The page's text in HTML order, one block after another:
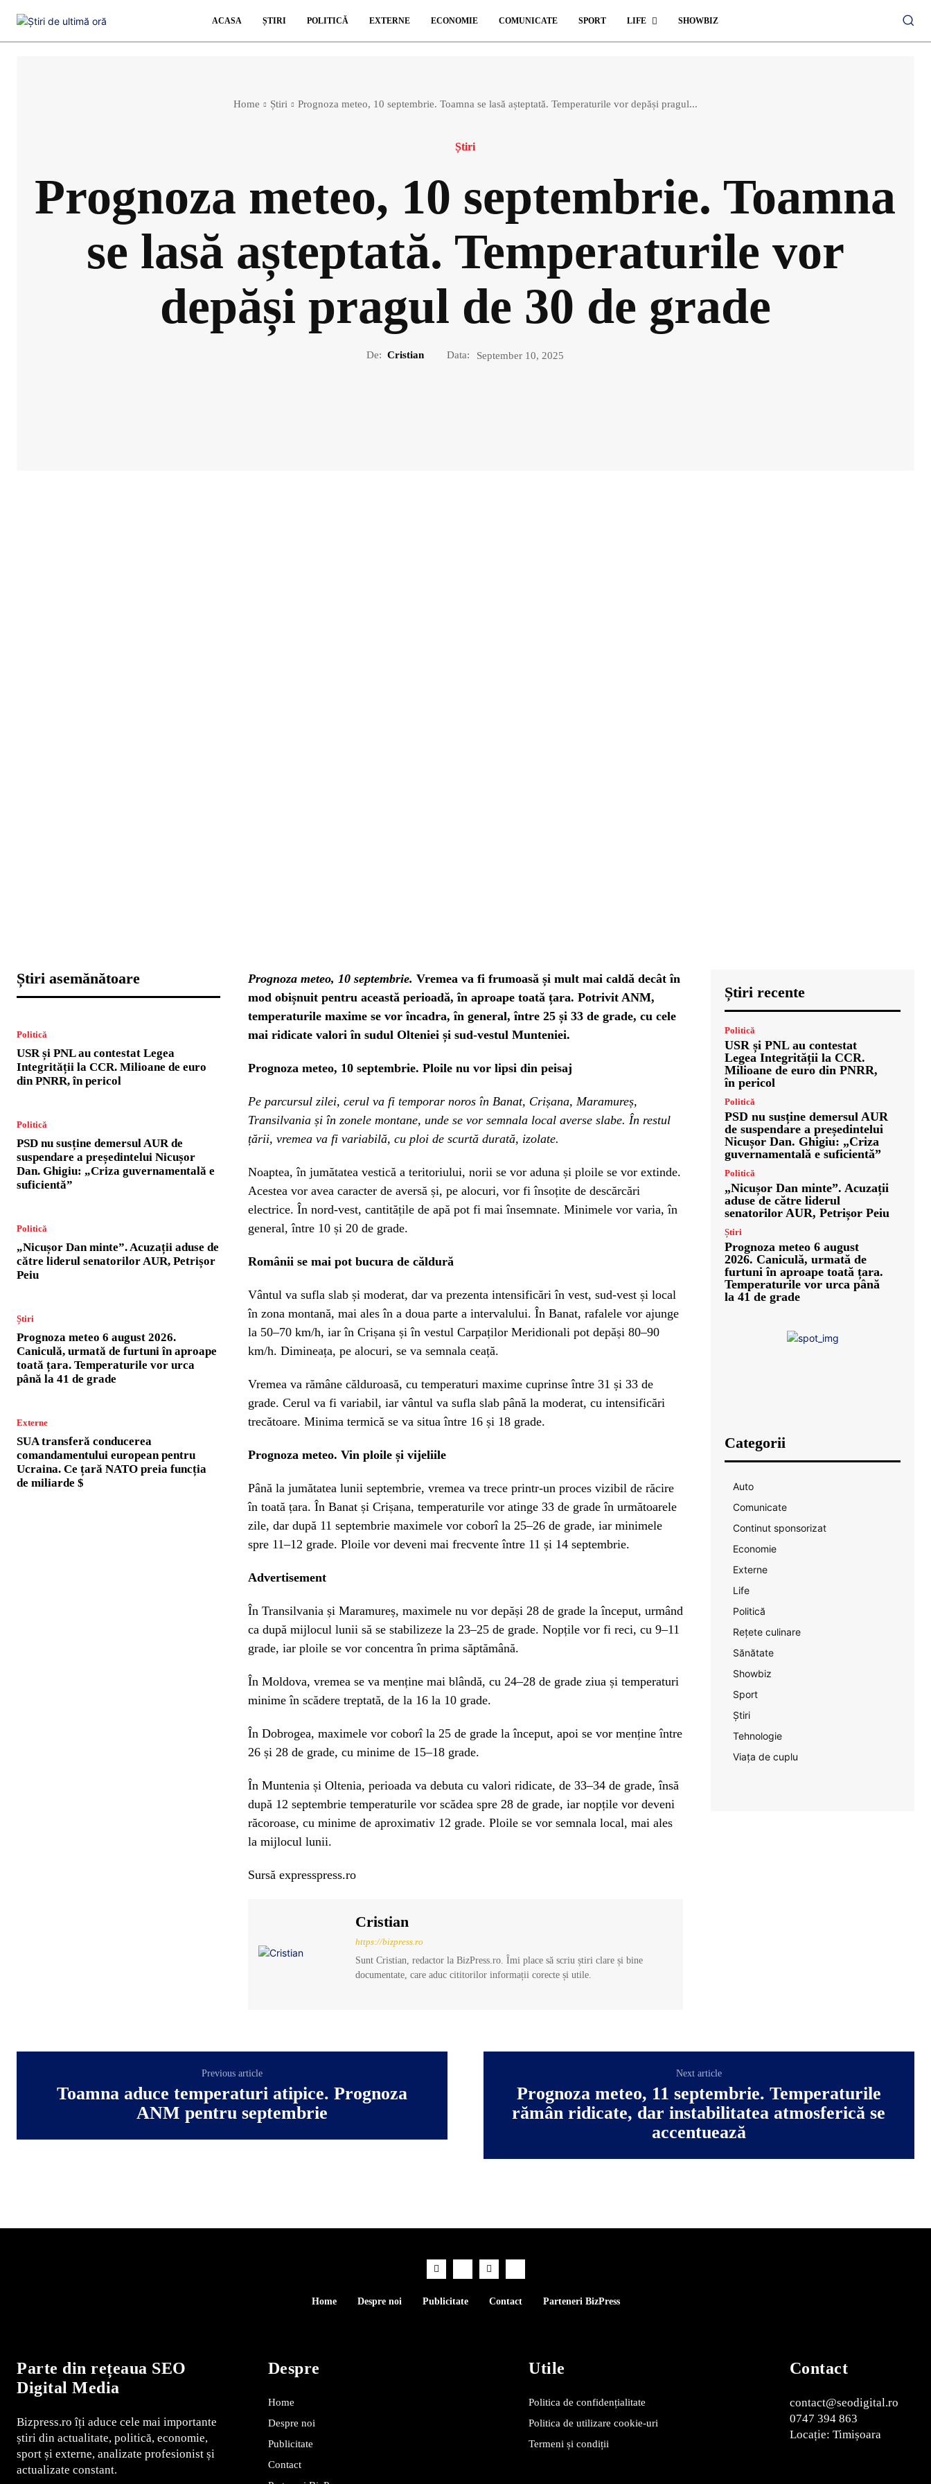
ACASA ȘTIRI POLITICĂ EXTERNE ECONOMIE COMUNICATE SPORT LIFE SHOWBIZ
Home Știri Prognoza meteo, 10 septembrie. Toamna se lasă așteptată. Temperaturile vor depăși pragul...
Știri
Prognoza meteo, 10 septembrie. Toamna
se lasă așteptată. Temperaturile vor
depăși pragul de 30 de grade
De: Cristian Data: September 10, 2025
Știri asemănătoare
Politică
USR și PNL au contestat Legea
Integrității la CCR. Milioane de euro
din PNRR, în pericol
Politică
PSD nu susține demersul AUR de
suspendare a președintelui Nicușor
Dan. Ghigiu: „Criza guvernamentală e
suficientă”
Politică
„Nicușor Dan minte”. Acuzații aduse de
către liderul senatorilor AUR, Petrișor
Peiu
Știri
Prognoza meteo 6 august 2026.
Caniculă, urmată de furtuni în aproape
toată țara. Temperaturile vor urca
până la 41 de grade
Externe
SUA transferă conducerea
comandamentului european pentru
Ucraina. Ce țară NATO preia funcția
de miliarde $
Prognoza meteo, 10 septembrie. Vremea va fi frumoasă și mult mai caldă decât în
mod obișnuit pentru această perioadă, în aproape toată țara. Potrivit ANM,
temperaturile maxime se vor încadra, în general, între 25 și 33 de grade, cu cele
mai ridicate valori în sudul Olteniei și sud-vestul Munteniei.
Prognoza meteo, 10 septembrie. Ploile nu vor lipsi din peisaj
Pe parcursul zilei, cerul va fi temporar noros în Banat, Crișana, Maramureș,
Transilvania și în zonele montane, unde se vor semnala local averse slabe. În restul
țării, vremea va fi variabilă, cu ploi de scurtă durată, izolate.
Noaptea, în jumătatea vestică a teritoriului, norii se vor aduna și ploile se vor extinde.
Acestea vor avea caracter de aversă și, pe alocuri, vor fi însoțite de descărcări
electrice. În nord-vest, cantitățile de apă pot fi mai însemnate. Minimele vor varia, în
general, între 10 și 20 de grade.
Românii se mai pot bucura de căldură
Vântul va sufla slab și moderat, dar va prezenta intensificări în vest, sud-vest și local
în zona montană, mai ales în a doua parte a intervalului. În Banat, rafalele vor ajunge
la 50–70 km/h, iar în Crișana și în vestul Carpaților Meridionali pot depăși 80–90
km/h. Dimineața, pe alocuri, se va semnala ceață.
Vremea va rămâne călduroasă, cu temperaturi maxime cuprinse între 31 și 33 de
grade. Cerul va fi variabil, iar vântul va sufla slab până la moderat, cu intensificări
trecătoare. Minima termică se va situa între 16 și 18 grade.
Prognoza meteo. Vin ploile și vijeliile
Până la jumătatea lunii septembrie, vremea va trece printr-un proces vizibil de răcire
în toată țara. În Banat și Crișana, temperaturile vor atinge 33 de grade în următoarele
zile, dar după 11 septembrie maximele vor coborî la 25–26 de grade, iar minimele
spre 11–12 grade. Ploile vor deveni mai frecvente între 11 și 14 septembrie.
Advertisement
În Transilvania și Maramureș, maximele nu vor depăși 28 de grade la început, urmând
ca după mijlocul lunii să se stabilizeze la 23–25 de grade. Nopțile vor fi reci, cu 9–11
grade, iar ploile se vor concentra în prima săptămână.
În Moldova, vremea se va menține mai blândă, cu 24–28 de grade ziua și temperaturi
minime în scădere treptată, de la 16 la 10 grade.
În Dobrogea, maximele vor coborî la 25 de grade la început, apoi se vor menține între
26 și 28 de grade, cu minime de 15–18 grade.
În Muntenia și Oltenia, perioada va debuta cu valori ridicate, de 33–34 de grade, însă
după 12 septembrie temperaturile vor scădea spre 28 de grade, iar nopțile vor deveni
răcoroase, cu minime de aproximativ 12 grade. Ploile se vor semnala local, mai ales
la mijlocul lunii.
Sursă expresspress.ro
Cristian
https://bizpress.ro
Sunt Cristian, redactor la BizPress.ro. Îmi place să scriu știri clare și bine
documentate, care aduc cititorilor informații corecte și utile.
Știri recente
Politică
USR și PNL au contestat
Legea Integrității la CCR.
Milioane de euro din PNRR,
în pericol
Politică
PSD nu susține demersul AUR
de suspendare a președintelui
Nicușor Dan. Ghigiu: „Criza
guvernamentală e suficientă”
Politică
„Nicușor Dan minte”. Acuzații
aduse de către liderul
senatorilor AUR, Petrișor Peiu
Știri
Prognoza meteo 6 august
2026. Caniculă, urmată de
furtuni în aproape toată țara.
Temperaturile vor urca până
la 41 de grade
Categorii
Auto
Comunicate
Continut sponsorizat
Economie
Externe
Life
Politică
Rețete culinare
Sănătate
Showbiz
Sport
Știri
Tehnologie
Viața de cuplu
Previous article
Toamna aduce temperaturi atipice. Prognoza
ANM pentru septembrie
Next article
Prognoza meteo, 11 septembrie. Temperaturile
rămân ridicate, dar instabilitatea atmosferică se
accentuează
Home Despre noi Publicitate Contact Parteneri BizPress
Parte din rețeaua SEO
Digital Media
Bizpress.ro îți aduce cele mai importante
știri din actualitate, politică, economie,
sport și externe, analizate profesionist și
actualizate constant.
Despre
Home
Despre noi
Publicitate
Contact
Utile
Politica de confidențialitate
Politica de utilizare cookie-uri
Termeni și condiții
Contact
contact@seodigital.ro
0747 394 863
Locație: Timișoara